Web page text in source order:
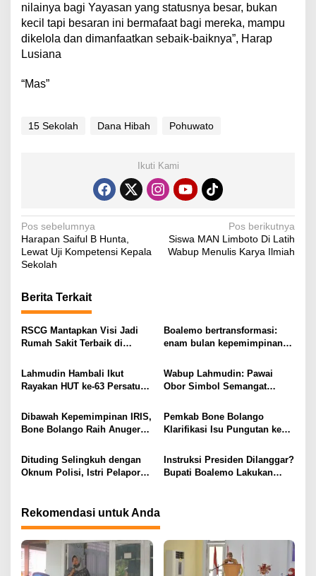
nilainya bagi Yayasan yang statusnya besar, bukan
kecil tapi besaran ini bermafaat bagi mereka, mampu
dikelola dan dimanfaatkan sebaik-baiknya”, Harap
Lusiana
“Mas”
15 Sekolah Dana Hibah Pohuwato
Ikuti Kami
N
a
v
i
g
a
s
i
p
o
s
Pos sebelumnya
Harapan Saiful B Hunta,
Lewat Uji Kompetensi Kepala
Sekolah
Pos berikutnya
Siswa MAN Limboto Di Latih
Wabup Menulis Karya Ilmiah
Berita Terkait
RSCG Mantapkan Visi Jadi
Rumah Sakit Terbaik di
Boalemo bertransformasi:
enam bulan kepemimpinan
program strategis presiden
Prabowo
Lahmudin Hambali Ikut
Rayakan HUT ke-63 Persatuan
Indonesia
Wabup Lahmudin: Pawai
Obor Simbol Semangat
Dibawah Kepemimpinan IRIS,
Bone Bolango Raih Anugerah
Madya
Pemkab Bone Bolango
Klarifikasi Isu Pungutan ke
Benar”
Dituding Selingkuh dengan
Oknum Polisi, Istri Pelapor
Instruksi Presiden Dilanggar?
Bupati Boalemo Lakukan
Rekomendasi untuk Anda